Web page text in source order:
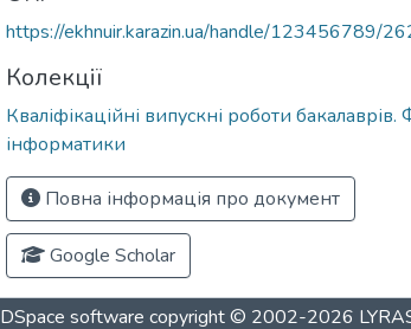
https://ekhnuir.karazin.ua/handle/123456789/
Колекції
Кваліфікаційні випускні роботи бакалаврів.
інформатики
Повна інформація про документ
Google Scholar
DSpace software copyright © 2002-2026